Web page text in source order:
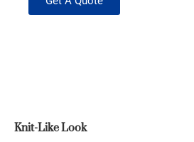
Knit-Like Look